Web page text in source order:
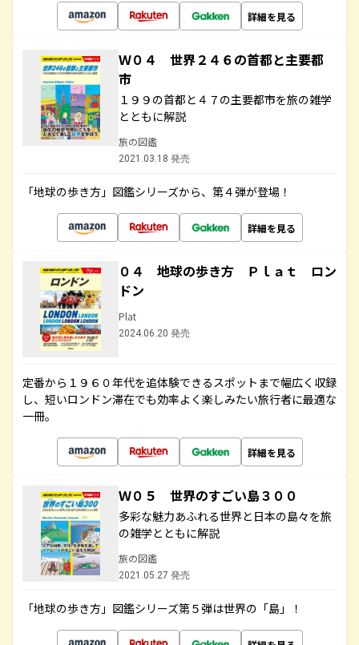
詳細を見る
Ｗ０４ 世界２４６の首都と主要都
市
１９９の首都と４７の主要都市を旅の雑学
とともに解説
旅の図鑑
2021.03.18 発売
「地球の歩き方」図鑑シリーズから、第４弾が登場！
詳細を見る
０４ 地球の歩き方 Ｐｌａｔ ロン
ドン
Plat
2024.06.20 発売
定番から１９６０年代を追体験できるスポットまで幅広く収録
し、短いロンドン滞在でも効率よく楽しみたい旅行者に最適な
一冊。
詳細を見る
Ｗ０５ 世界のすごい島３００
多彩な魅力あふれる世界と日本の島々を旅
の雑学とともに解説
旅の図鑑
2021.05.27 発売
「地球の歩き方」図鑑シリーズ第５弾は世界の「島」！